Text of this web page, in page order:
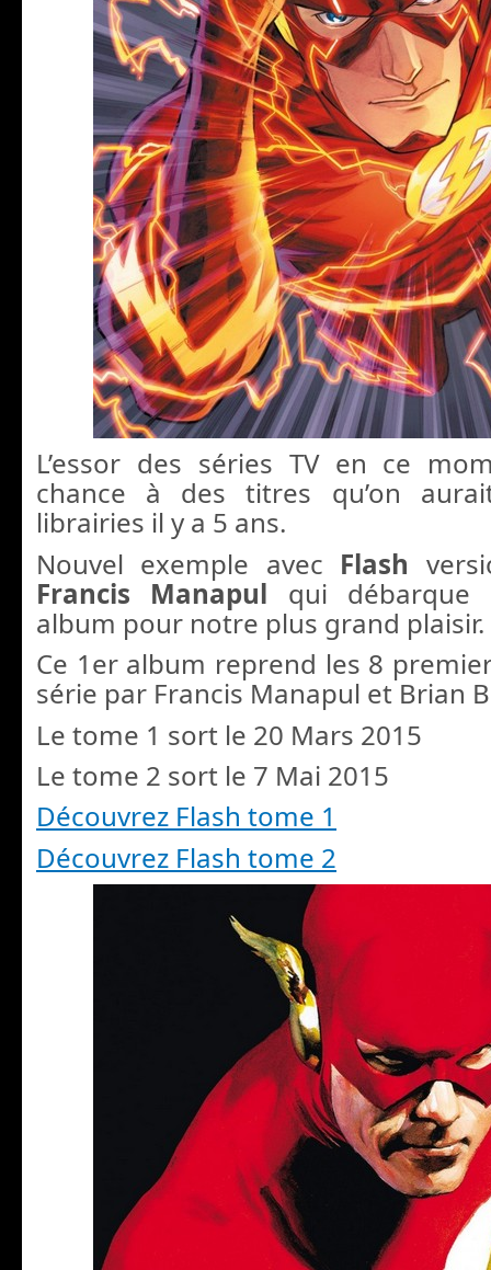
L’essor des séries TV en ce
chance à des titres qu’on
librairies il y a 5 ans.
Nouvel exemple avec Flash
Francis Manapul qui débarque
album pour notre plus grand plaisir.
Ce 1er album reprend les 8
série par Francis Manapul et Brian
Le tome 1 sort le 20 Mars 2015
Le tome 2 sort le 7 Mai 2015
Découvrez Flash tome 1
Découvrez Flash tome 2